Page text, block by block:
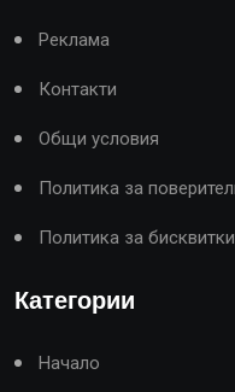
Реклама
Контакти
Общи условия
Политика за
Политика за
Категории
Начало